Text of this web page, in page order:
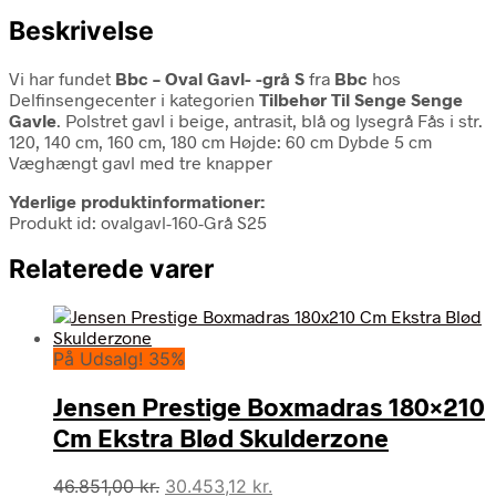
Beskrivelse
Vi har fundet Bbc – Oval Gavl- -grå S fra Bbc hos
Delfinsengecenter i kategorien Tilbehør Til Senge Senge
Gavle. Polstret gavl i beige, antrasit, blå og lysegrå Fås i str.
120, 140 cm, 160 cm, 180 cm Højde: 60 cm Dybde 5 cm
Væghængt gavl med tre knapper
Yderlige produktinformationer:
Produkt id: ovalgavl-160-Grå S25
Relaterede varer
På Udsalg! 35%
Jensen Prestige Boxmadras 180×210
Cm Ekstra Blød Skulderzone
46.851,00kr. Den
30.453,12 kr.